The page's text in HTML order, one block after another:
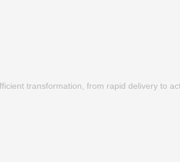
transformation, from rapid delivery to